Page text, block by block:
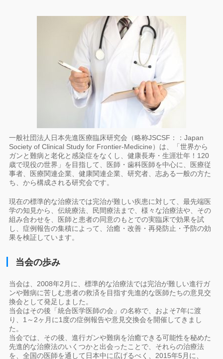
一般社団法人日本先進医療臨床研究会（略称JSCSF：：Japan
Society of Clinical Study for Frontier-Medicine）は、「世界から
ガンと難病と老化と感染症をなくし、健康長寿・生涯壮年！120
歳で現役の世界」を目指して、医師・歯科医師を中心に、医療従
事者、医療関連企業、健康関連企業、研究者、志ある一般の方た
ち、から構成される研究会です。
現在の標準的な治療法では完治が難しい疾患に対して、最先端医
学の知見から、伝統療法、民間療法まで、様々な治療法や、その
組み合わせを、医師と患者の同意のもとでの実臨床で効果を試
し、症例報告の集積によって、治癒・改善・再発防止・予防の効
果を検証しています。
当会の歩み
当会は、2008年2月に、標準的な治療法では完治が難しい進行ガ
ンや難病に苦しむ患者の救済を目指す先進的な医師たちの意見交
換会として発足しました。
当会はその後「統合医学医師の会」の名称で、およそ7年に渡
り、1～2ヶ月に1度の症例報告や意見交換会を開催してきまし
た。
当会では、その後、進行ガンや難病を治癒できる可能性を秘めた
先進的な治療法のいくつかと出会ったことで、それらの治療法
を、全国の医師を通して日本中に広げるべく、2015年5月に、